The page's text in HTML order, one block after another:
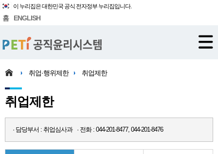
이 누리집은 대한민국 공식 전자정부 누리집입니다.
홈 ENGLISH
취업·행위제한 취업제한
취업제한
· 담당부서 : 취업심사과 · 전화 : 044-201-8477, 044-201-8476